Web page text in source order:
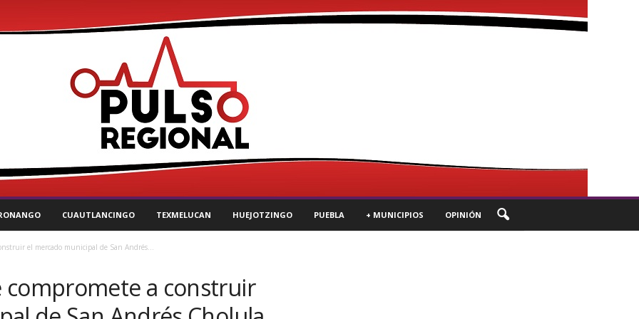
CUAUTLANCINGO TEXMELUCAN HUEJOTZINGO PUEBLA + MUNICIPIOS OPINIÓN
el mercado municipal de San Andrés...
compromete a construir